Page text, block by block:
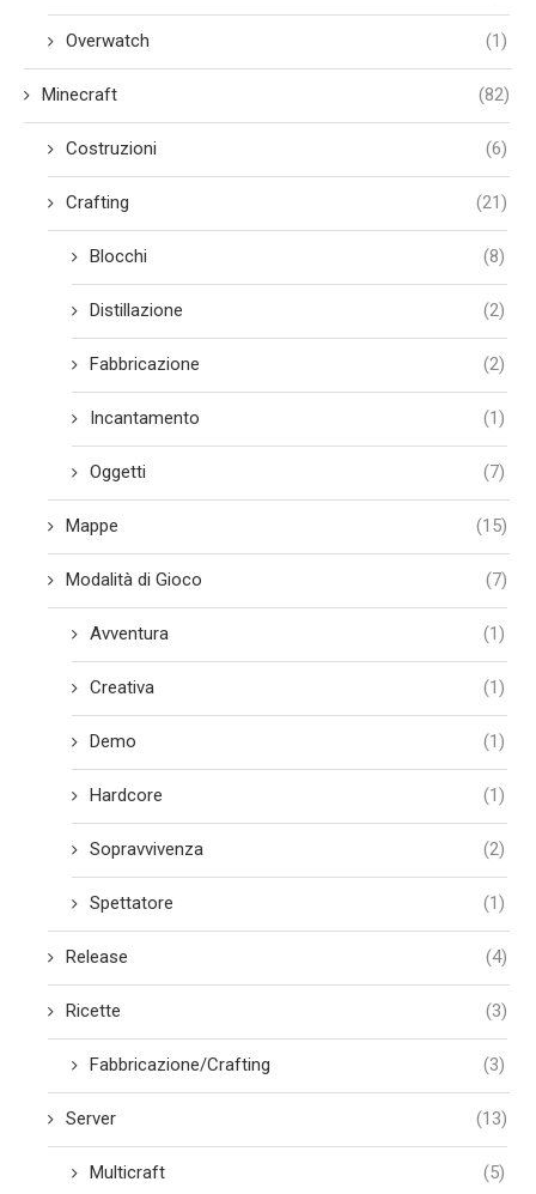
Overwatch (1)
Minecraft (82)
Costruzioni (6)
Crafting (21)
Blocchi (8)
Distillazione (2)
Fabbricazione (2)
Incantamento (1)
Oggetti (7)
Mappe (15)
Modalità di Gioco (7)
Avventura (1)
Creativa (1)
Demo (1)
Hardcore (1)
Sopravvivenza (2)
Spettatore (1)
Release (4)
Ricette (3)
Fabbricazione/Crafting (3)
Server (13)
Multicraft (5)